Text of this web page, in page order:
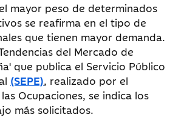
mayor peso de determinados
se reafirma en el tipo de
que tienen mayor demanda.
del Mercado de
que publica el Servicio Público
(SEPE), realizado por el
Ocupaciones, se indica los
más solicitados.